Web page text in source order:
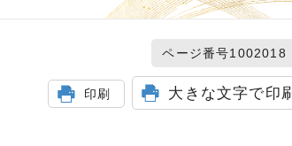
ページ番号1002018
印刷 大きな文字で印刷